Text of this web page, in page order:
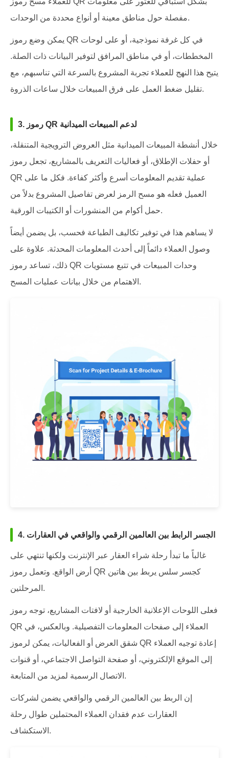
مفصلة حول مناطق معينة أو أنواع محددة من الوحدات.
يمكن وضع رموز QR في كل غرفة نموذجية، أو على لوحات
المخططات، أو في مناطق المرافق لتوفير البيانات ذات الصلة.
يتيح هذا النهج للعملاء تجربة المشروع بالسرعة التي تناسبهم، مع
تقليل ضغط العمل على فرق المبيعات خلال ساعات الذروة.
3. رموز QR لدعم المبيعات الميدانية
خلال أنشطة المبيعات الميدانية مثل العروض الترويجية المتنقلة،
أو حفلات الإطلاق، أو فعاليات التعريف بالمشاريع، تجعل رموز
QR عملية تقديم المعلومات أسرع وأكثر كفاءة. فكل ما على
العميل فعله هو مسح الرمز لعرض تفاصيل المشروع بدلاً من
حمل أكوام من المنشورات أو الكتيبات الورقية.
لا يساهم هذا في توفير تكاليف الطباعة فحسب، بل يضمن أيضاً
وصول العملاء دائماً إلى أحدث المعلومات المحدثة. علاوة على
ذلك، تساعد رموز QR وحدات المبيعات في تتبع مستويات
الاهتمام من خلال بيانات عمليات المسح.
4. الجسر الرابط بين العالمين الرقمي والواقعي في العقارات
غالباً ما تبدأ رحلة شراء العقار عبر الإنترنت ولكنها تنتهي على
أرض الواقع. وتعمل رموز QR كجسر سلس يربط بين هاتين
المرحلتين.
فعلى اللوحات الإعلانية الخارجية أو لافتات المشاريع، توجه رموز
QR العملاء إلى صفحات المعلومات التفصيلية. وبالعكس، في
شقق العرض أو الفعاليات، يمكن لرموز QR إعادة توجيه العملاء
إلى الموقع الإلكتروني، أو صفحة التواصل الاجتماعي، أو قنوات
الاتصال الرسمية لمزيد من المتابعة.
إن الربط بين العالمين الرقمي والواقعي يضمن لشركات
العقارات عدم فقدان العملاء المحتملين طوال رحلة
الاستكشاف.